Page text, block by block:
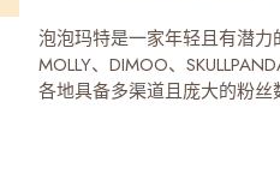
泡泡玛特是一家年轻且有潜
MOLLY、DIMOO、
各地具备多渠道且庞大的粉丝